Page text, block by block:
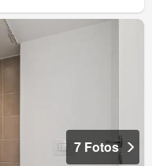
7 Fotos